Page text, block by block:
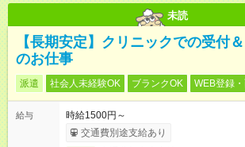
未読
【長期安定】クリニックでの受付
のお仕事
派遣 社会人未経験OK ブランクOK WEB登録
給与
時給1500円～
交通費別途支給あり